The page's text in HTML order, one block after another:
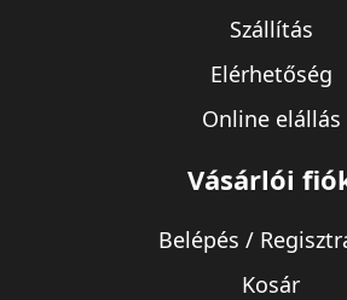
Szállítás
Elérhetőség
Online elállás
Vásárlói
Belépés /
Kosár